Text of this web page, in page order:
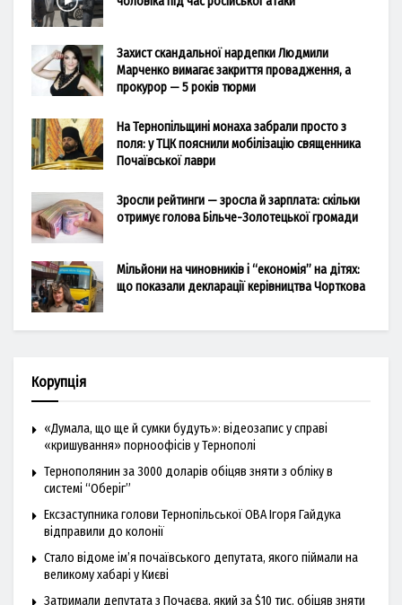
Захист скандальної нардепки Людмили
Марченко вимагає закриття провадження, а
прокурор — 5 років тюрми
На Тернопільщині монаха забрали просто з
поля: у ТЦК пояснили мобілізацію священника
Почаївської лаври
Зросли рейтинги — зросла й зарплата: скільки
отримує голова Більче-Золотецької громади
Мільйони на чиновників і “економія” на дітях:
що показали декларації керівництва Чорткова
Корупція
«Думала, що ще й сумки будуть»: відеозапис у справі
«кришування» порноофісів у Тернополі
Тернополянин за 3000 доларів обіцяв зняти з обліку в
системі “Оберіг”
Ексзаступника голови Тернопільської ОВА Ігоря Гайдука
відправили до колонії
Стало відоме ім’я почаївського депутата, якого піймали на
великому хабарі у Києві
Затримали депутата з Почаєва, який за $10 тис. обіцяв зняти